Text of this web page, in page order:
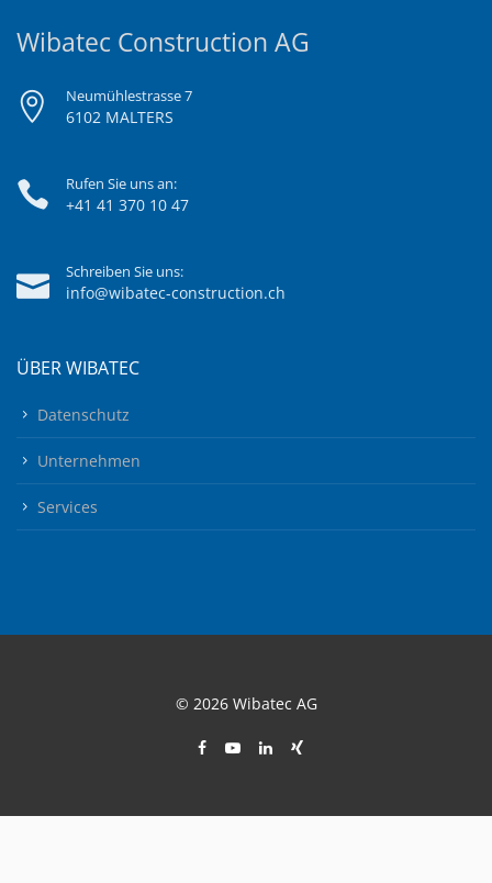
Wibatec Construction AG
Neumühlestrasse 7
6102 MALTERS
Rufen Sie uns an:
+41 41 370 10 47
Schreiben Sie uns:
info@wibatec-construction.ch
ÜBER WIBATEC
Datenschutz
Unternehmen
Services
© 2026 Wibatec AG